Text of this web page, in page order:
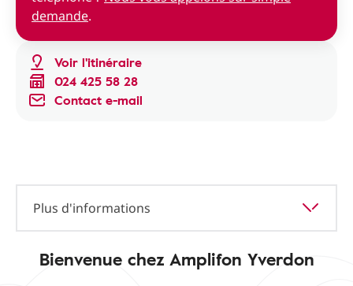
Voir l'itinéraire
024 425 58 28
Contact e-mail
demande.
Plus d'informations
Bienvenue chez Amplifon Yverdon